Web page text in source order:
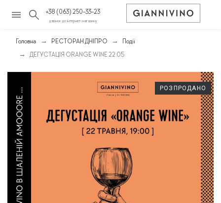
+38 (063) 250-33-23
дзвінок до інтернет-магазину
Головна РЕСТОРАН ДНІПРО
Події
ДЕГУСТАЦІЯ ORANGE WINE 22.05
РОЗПРОДАНО